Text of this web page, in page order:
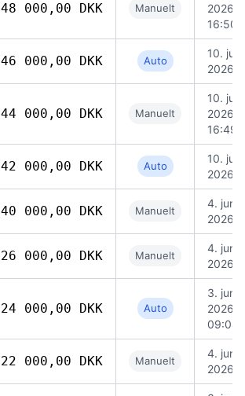
48 000,00 DKK Manuelt
2026,
16:50
46 000,00 DKK Auto
10. juni
2026,
44 000,00 DKK Manuelt
10. juni
2026,
16:49
42 000,00 DKK Auto
10. juni
2026,
40 000,00 DKK Manuelt
4. juni
2026,
26 000,00 DKK Manuelt
4. juni
2026,
24 000,00 DKK Auto
3. juni
2026,
09:04
22 000,00 DKK Manuelt
4. juni
2026,